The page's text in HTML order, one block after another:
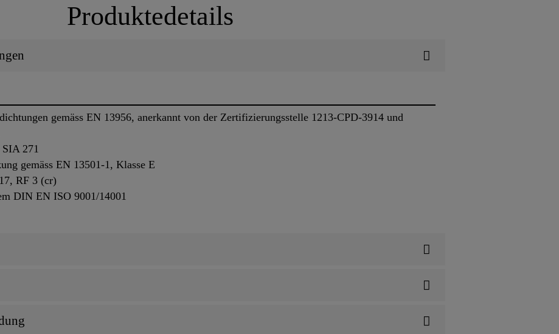
Produktedetails
gemäss EN 13956, anerkannt von der Zertifizierungsstelle 1213-CPD-3914 und
271
gemäss EN 13501-1, Klasse E
RF 3 (cr)
DIN EN ISO 9001/14001